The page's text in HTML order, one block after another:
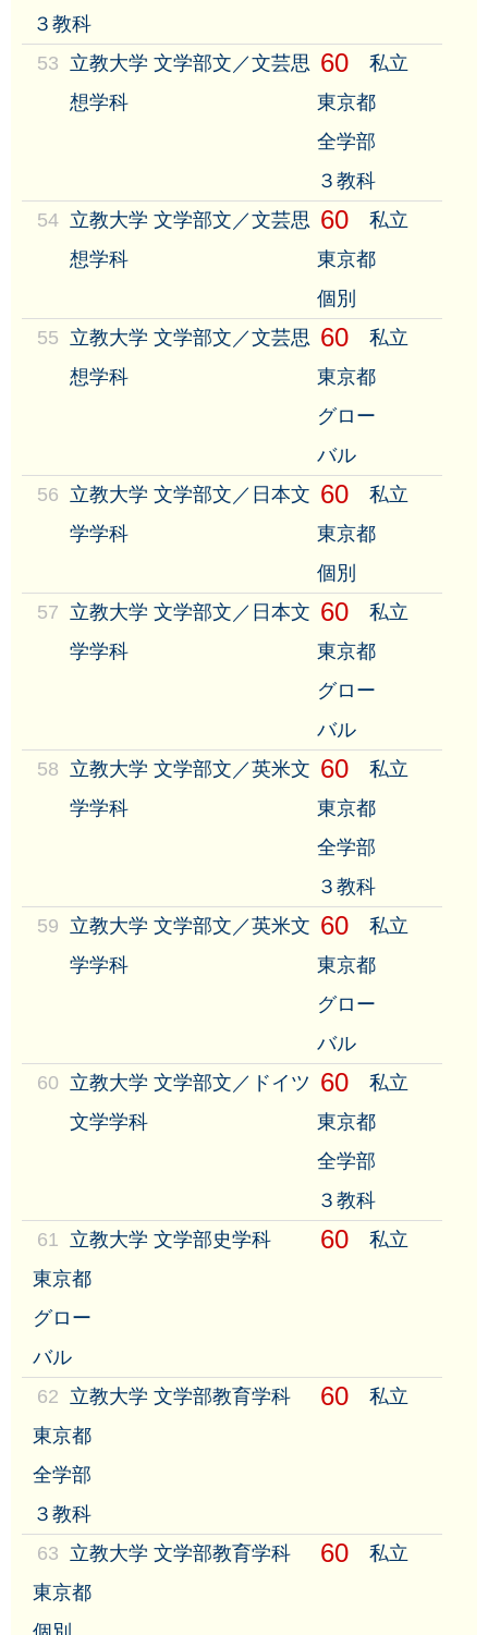
３教科
53 立教大学 文学部文／文芸思
想学科
60
私立
東京都
全学部
３教科
54 立教大学 文学部文／文芸思
想学科
60
私立
東京都
個別
55 立教大学 文学部文／文芸思
想学科
60
私立
東京都
グロー
バル
56 立教大学 文学部文／日本文
学学科
60
私立
東京都
個別
57 立教大学 文学部文／日本文
学学科
60
私立
東京都
グロー
バル
58 立教大学 文学部文／英米文
学学科
60
私立
東京都
全学部
３教科
59 立教大学 文学部文／英米文
学学科
60
私立
東京都
グロー
バル
60 立教大学 文学部文／ドイツ
文学学科
60
私立
東京都
全学部
３教科
61
立教大学 文学部史学科 60
私立
東京都
グロー
バル
62 立教大学 文学部教育学科 60
私立
東京都
全学部
３教科
63 立教大学 文学部教育学科 60
私立
東京都